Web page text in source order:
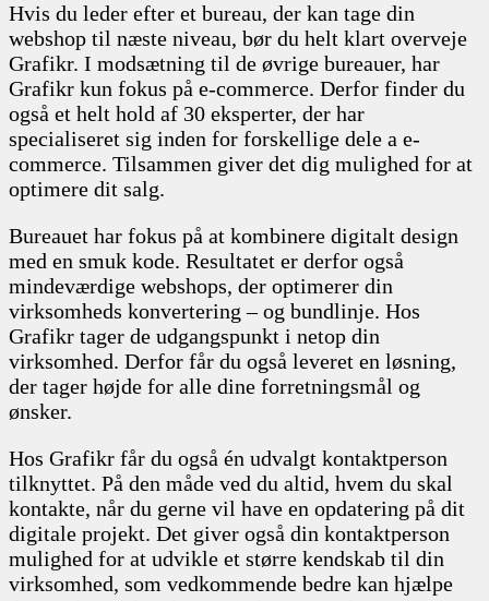
Hvis du leder efter et bureau, der kan tage din
webshop til næste niveau, bør du helt klart overveje
Grafikr. I modsætning til de øvrige bureauer, har
Grafikr kun fokus på e-commerce. Derfor finder du
også et helt hold af 30 eksperter, der har
specialiseret sig inden for forskellige dele a e-
commerce. Tilsammen giver det dig mulighed for at
optimere dit salg.
Bureauet har fokus på at kombinere digitalt design
med en smuk kode. Resultatet er derfor også
mindeværdige webshops, der optimerer din
virksomheds konvertering – og bundlinje. Hos
Grafikr tager de udgangspunkt i netop din
virksomhed. Derfor får du også leveret en løsning,
der tager højde for alle dine forretningsmål og
ønsker.
Hos Grafikr får du også én udvalgt kontaktperson
tilknyttet. På den måde ved du altid, hvem du skal
kontakte, når du gerne vil have en opdatering på dit
digitale projekt. Det giver også din kontaktperson
mulighed for at udvikle et større kendskab til din
virksomhed, som vedkommende bedre kan hjælpe